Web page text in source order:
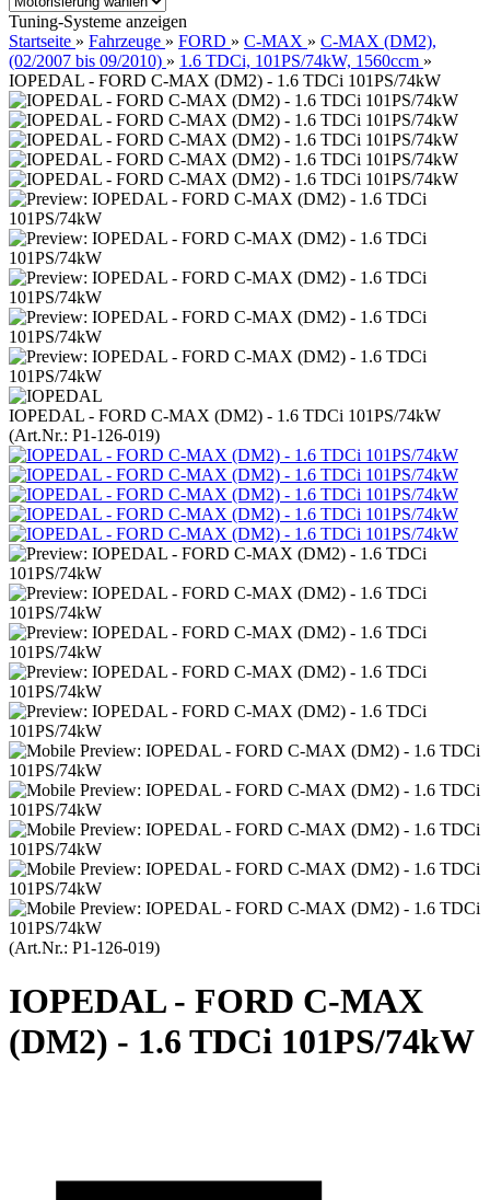
Tuning-Systeme anzeigen
Startseite » Fahrzeuge » FORD » C-MAX » C-MAX (DM2),
(02/2007 bis 09/2010) » 1.6 TDCi, 101PS/74kW, 1560ccm »
IOPEDAL - FORD C-MAX (DM2) - 1.6 TDCi 101PS/74kW
IOPEDAL - FORD C-MAX (DM2) - 1.6 TDCi 101PS/74kW
(Art.Nr.: P1-126-019)
(Art.Nr.: P1-126-019)
IOPEDAL - FORD C-MAX
(DM2) - 1.6 TDCi 101PS/74kW